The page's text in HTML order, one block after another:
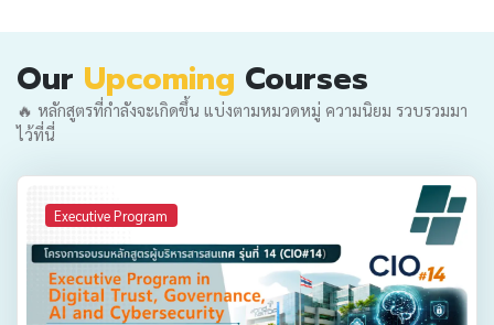
Our Upcoming Courses
🔥 หลักสูตรที่กำลังจะเกิดขึ้น แบ่งตามหมวดหมู่ ความนิยม รวบรวมมา
ไว้ที่นี่
Executive Program